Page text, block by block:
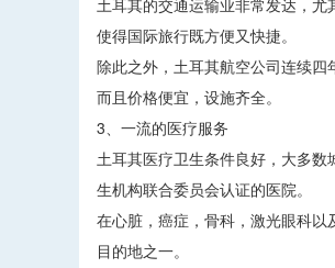
土耳其的交通运输业非常发达，
使得国际旅行既方便又快捷。
除此之外，土耳其航空公司连续四
而且价格便宜，设施齐全。
3、一流的医疗服务
土耳其医疗卫生条件良好，大多
生机构联合委员会认证的医院。
在心脏，癌症，骨科，激光眼科
目的地之一。